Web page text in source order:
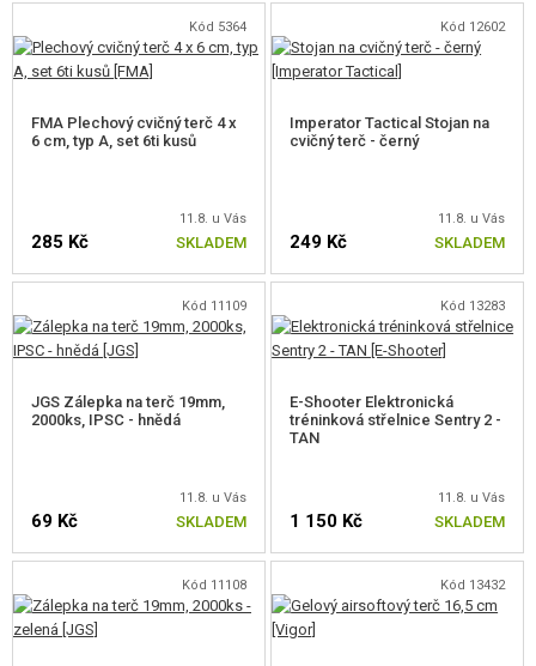
Kód 5364
FMA Plechový cvičný terč 4 x
6 cm, typ A, set 6ti kusů
11.8. u Vás
285 Kč SKLADEM
Kód 12602
Imperator Tactical Stojan na
cvičný terč - černý
11.8. u Vás
249 Kč SKLADEM
Kód 11109
JGS Zálepka na terč 19mm,
2000ks, IPSC - hnědá
11.8. u Vás
69 Kč SKLADEM
Kód 13283
E-Shooter Elektronická
tréninková střelnice Sentry 2 -
TAN
11.8. u Vás
1 150 Kč SKLADEM
Kód 11108 Kód 13432